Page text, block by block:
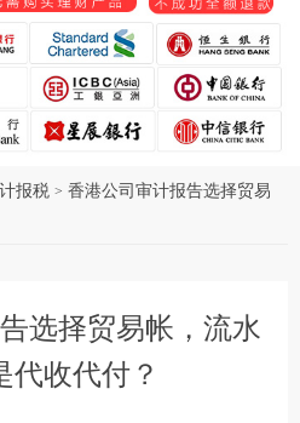
报税 > 香港公司审计报告选择贸易
选择贸易帐，流水
代收代付？